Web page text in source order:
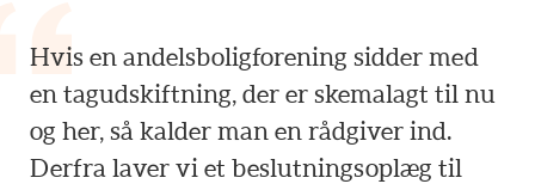
Hvis en andelsboligforening sidder med
en tagudskiftning, der er skemalagt til nu
og her, så kalder man en rådgiver ind.
Derfra laver vi et beslutningsoplæg til